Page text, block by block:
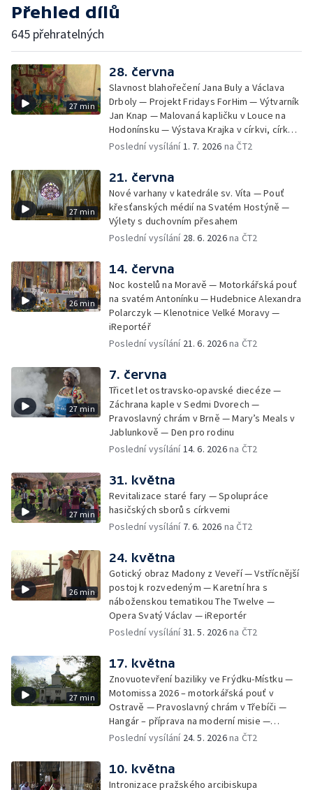
Přehled dílů
645 přehratelných
27 min
28. června
Slavnost blahořečení Jana Buly a Václava
Drboly — Projekt Fridays ForHim — Výtvarník
Jan Knap — Malovaná kapličku v Louce na
Hodonínsku — Výstava Krajka v církvi, církev
v krajce, krajka v liturgickém umění —
Poslední vysílání1. 7. 2026 na ČT2
27 min
21. června
Nové varhany v katedrále sv. Víta — Pouť
křesťanských médií na Svatém Hostýně —
Výlety s duchovním přesahem
Poslední vysílání 28. 6. 2026na ČT2
26 min
14. června
Noc kostelů na Moravě — Motorkářská pouť
na svatém Antonínku — Hudebnice Alexandra
Polarczyk — Klenotnice Velké Moravy —
iReportéř
Poslední vysílání 21. 6. 2026na ČT2
27 min
7. června
Třicet let ostravsko-opavské diecéze —
Záchrana kaple v Sedmi Dvorech —
Pravoslavný chrám v Brně — Mary’s Meals v
Jablunkově — Den pro rodinu
Poslední vysílání14. 6. 2026na ČT2
27 min
31. května
Revitalizace staré fary — Spolupráce
hasičských sborů s církvemi
Poslední vysílání 7. 6. 2026 na ČT2
26 min
24. května
Gotický obraz Madony z Veveří — Vstřícnější
postoj k rozvedeným — Karetní hra s
náboženskou tematikou The Twelve —
Opera Svatý Václav — iReportér
Poslední vysílání31. 5. 2026na ČT2
27 min
17. května
Znovuotevření baziliky ve Frýdku-Místku —
Motomissa 2026 – motorkářská pouť v
Ostravě — Pravoslavný chrám v Třebíči —
Hangár – příprava na moderní misie —
Opavská Kavárna pro radost
Poslední vysílání 24. 5. 2026na ČT2
10. května
Intronizace pražského arcibiskupa